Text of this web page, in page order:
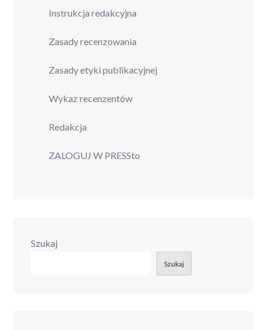
Instrukcja redakcyjna
Zasady recenzowania
Zasady etyki publikacyjnej
Wykaz recenzentów
Redakcja
ZALOGUJ W PRESSto
Szukaj
Szukaj